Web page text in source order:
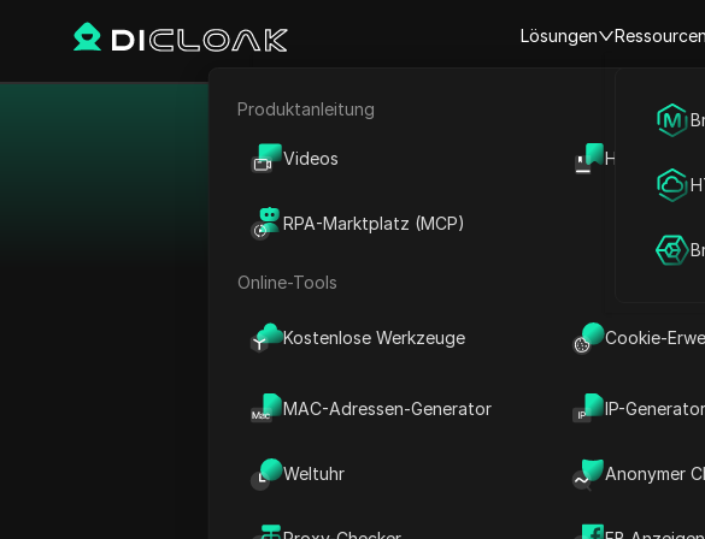
Lösungen
E-Commerce Social
Werbung
Konto
Ressourcen
Produktanleitung
Videos Hilfezentrum
RPA-Marktplatz (MCP)
Online-Tools
Kostenlose Werkzeuge Cookie-
MAC-Adressen-Generator IP-Generator
Weltuhr Anonymer
Der DICloak Antidetect Browser
Ihnen zu helfen,
Leistungsfähigere